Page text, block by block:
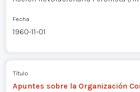
Fecha
1960-11-01
Título
Apuntes sobre la Organización